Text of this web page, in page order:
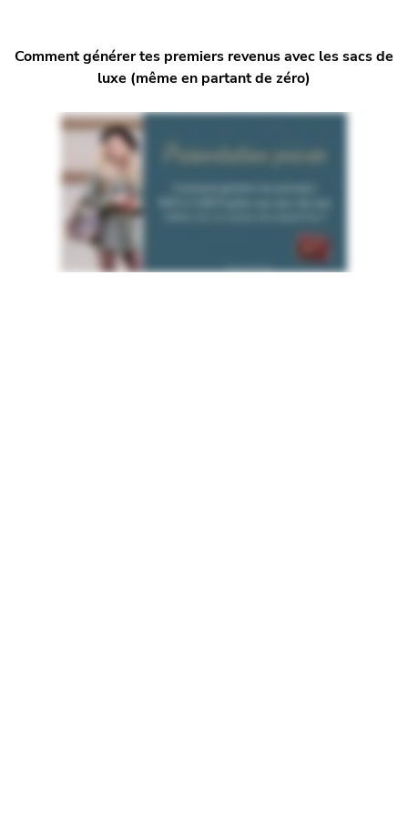
Comment générer tes premiers revenus avec les sacs de
luxe (même en partant de zéro)